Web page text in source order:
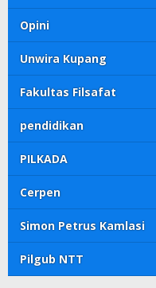
Opini
Unwira Kupang
Fakultas Filsafat
pendidikan
PILKADA
Cerpen
Simon Petrus Kamlasi
Pilgub NTT